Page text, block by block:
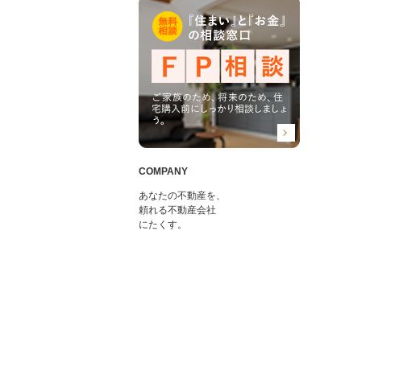
COMPANY
あなたの不動産を、
頼れる不動産会社
にたくす。